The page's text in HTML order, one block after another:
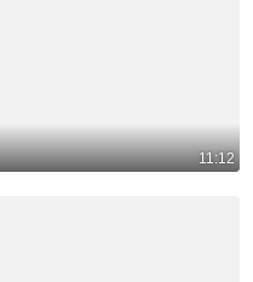
11:12